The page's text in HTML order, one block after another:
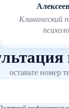
Клинический
оставьте номер